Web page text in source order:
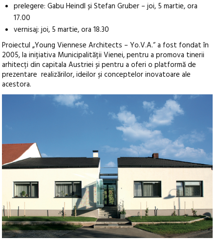
prelegere: Gabu Heindl și Stefan Gruber – joi, 5 martie, ora
17.00
vernisaj: joi, 5 martie, ora 18.30
Proiectul „Young Viennese Architects – Yo.V.A.“ a fost fondat în
2005, la inițiativa Municipalității Vienei, pentru a promova tinerii
arhitecți din capitala Austriei și pentru a oferi o platformă de
prezentare realizărilor, ideilor și conceptelor inovatoare ale
acestora.